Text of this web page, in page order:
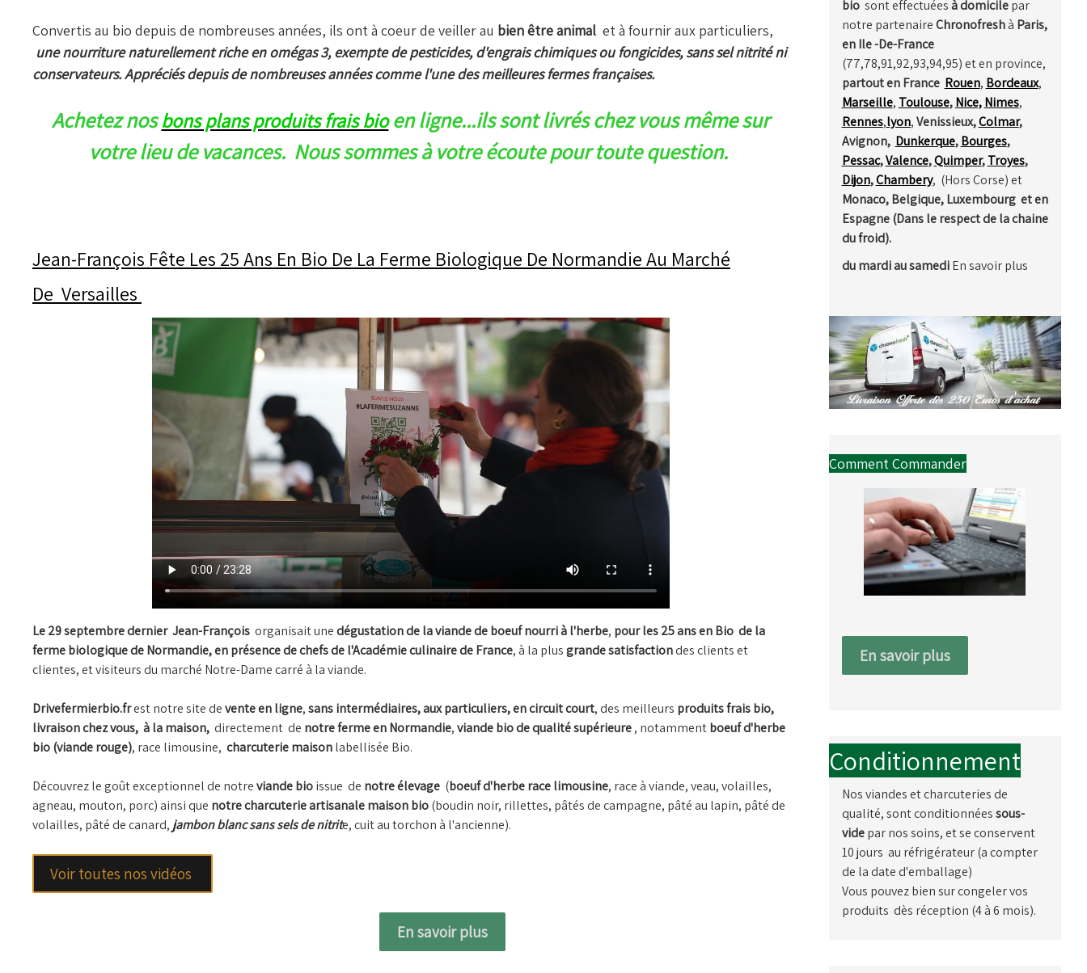
Convertis au bio depuis de nombreuses années, ils ont à coeur de veiller au bien être animal et à fournir aux particuliers,
une nourriture naturellement riche en omégas 3, exempte de pesticides, d'engrais chimiques ou fongicides, sans sel nitrité ni
conservateurs. Appréciés depuis de nombreuses années comme l'une des meilleures fermes françaises.
Achetez nosbons plans produits frais bioen ligne...ils sont livrés chez vous même sur
votre lieu de vacances. Nous sommes à votre écoute pour toute question.
Jean-François Fête Les 25 Ans En Bio De La Ferme Biologique De Normandie Au Marché
De Versailles
Le 29 septembre dernier Jean-François organisait unedégustation de la viande de boeuf nourri à l'herbe, pour les 25 ans en Bio de la
ferme biologique de Normandie, en présence de chefs de l'Académie culinaire de France, à la plusgrande satisfactiondes clients et
clientes, et visiteurs du marché Notre-Dame carré à la viande.
Drivefermierbio.frest notre site devente en ligne,sans intermédiaires, aux particuliers, en circuit court, des meilleurs produits frais bio,
livraison chez vous, à la maison, directement de notre ferme en Normandie,viande bio de qualité supérieure, notammentboeuf d'herbe
bio (viande rouge), race limousine, charcuterie maisonlabellisée Bio.
Découvrez le goût exceptionnel de notreviande bioissue de notre élevage (boeuf d'herbe race limousine, race à viande, veau, volailles,
agneau, mouton, porc) ainsi que notre charcuterie artisanale maison bio(boudin noir, rillettes, pâtés de campagne, pâté au lapin, pâté de
volailles, pâté de canard, jambon blanc sans sels de nitrite, cuit au torchon à l'ancienne).
Voir toutes nos vidéos
En savoir plus
biosont effectuéesà domicilepar
notre partenaireChronofreshà Paris,
en Ile -De-France
(77,78,91,92,93,94,95) et en province,
partout en France Rouen, Bordeaux,
Marseille, Toulouse,Nice, Nimes,
Rennes,lyon,Venissieux,Colmar,
Avignon, Dunkerque,Bourges,
Pessac,Valence,Quimper,Troyes,
Dijon,Chambery, (Hors Corse) et
Monaco, Belgique, Luxembourg et en
Espagne (Dans le respect de la chaine
du froid).
du mardi au samediEn savoir plus
Comment Commander
En savoir plus
Conditionnement
Nos viandes et charcuteries de
qualité, sont conditionnéessous-
videpar nos soins, et se conservent
10 jours au réfrigérateur (a compter
de la date d'emballage)
Vous pouvez bien sur congeler vos
produits dès réception (4 à 6 mois).